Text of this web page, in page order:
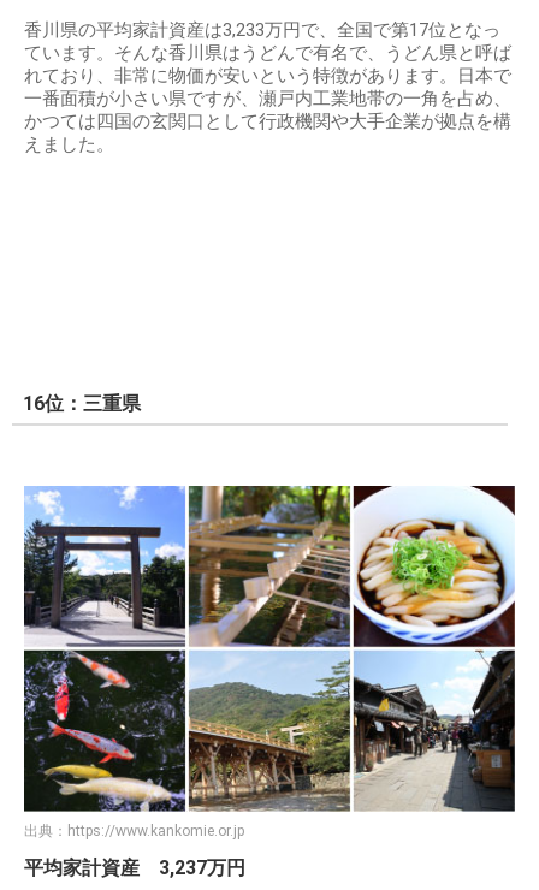
香川県の平均家計資産は3,233万円で、全国で第17位となっ
ています。そんな香川県はうどんで有名で、うどん県と呼ば
れており、非常に物価が安いという特徴があります。日本で
一番面積が小さい県ですが、瀬戸内工業地帯の一角を占め、
かつては四国の玄関口として行政機関や大手企業が拠点を構
えました。
16位：三重県
出典： https://www.kankomie.or.jp
平均家計資産 3,237万円